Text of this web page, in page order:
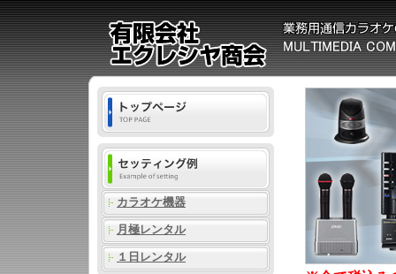
カラオケ機器
月極レンタル
１日レンタル